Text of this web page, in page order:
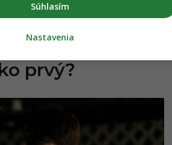
prvý?
Súhlasím
Nastavenia